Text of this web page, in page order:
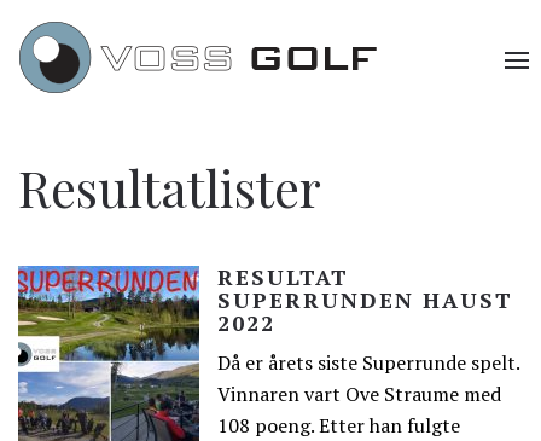
Resultatlister
RESULTAT
SUPERRUNDEN HAUST
2022
Då er årets siste Superrunde spelt.
Vinnaren vart Ove Straume med
108 poeng. Etter han fulgte